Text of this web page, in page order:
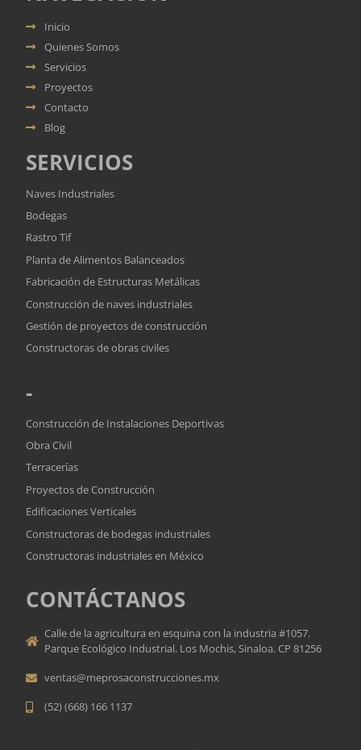
Inicio
Quienes Somos
Servicios
Proyectos
Contacto
Blog
SERVICIOS
Naves Industriales
Bodegas
Rastro Tif
Planta de Alimentos Balanceados
Fabricación de Estructuras Metálicas
Construcción de naves industriales
Gestión de proyectos de construcción
Constructoras de obras civiles
-
Construcción de Instalaciones Deportivas
Obra Civil
Terracerías
Proyectos de Construcción
Edificaciones Verticales
Constructoras de bodegas industriales
Constructoras industriales en México
CONTÁCTANOS
Calle de la agricultura en esquina con la industria #1057.
Parque Ecológico Industrial. Los Mochis, Sinaloa. CP 81256
ventas@meprosaconstrucciones.mx
(52) (668) 166 1137